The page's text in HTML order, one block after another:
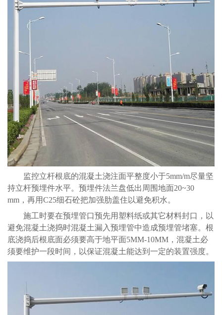
监控立杆根底的混凝土浇注面平整度小于5mm/m尽量坚
持立杆预埋件水平。预埋件法兰盘低出周围地面20~30
mm，再用C25细石砼把加强肋盖住以避免积水。
施工时要在预埋管口预先用塑料纸或其它材料封口，以
避免混凝土浇捣时混凝土漏入预埋管中造成预埋管堵塞。根
底浇捣后根底面必须要高于地平面5MM-10MM，混凝土必
须要维护一段时间，以保证混凝土能达到一定的装置强度。